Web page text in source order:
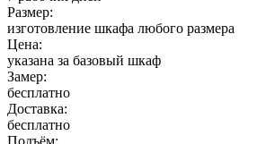
Размер:
изготовление шкафа любого размера
Цена:
указана за базовый шкаф
Замер:
бесплатно
Доставка:
бесплатно
Подъём: